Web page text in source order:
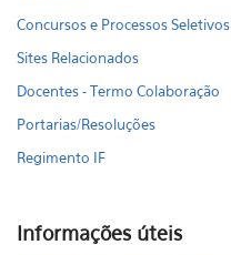
Concursos e Processos Seletivos
Sites Relacionados
Docentes - Termo Colaboração
Portarias/Resoluções
Regimento IF
Informações úteis